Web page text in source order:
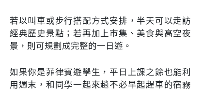
若以叫車或步行搭配方式安排，半天可以走訪
經典歷史景點；若再加上市集、美食與高空夜
景，則可規劃成完整的一日遊。
如果你是菲律賓遊學生，平日上課之餘也能利
用週末，和同學一起來趟不必早起趕車的宿霧